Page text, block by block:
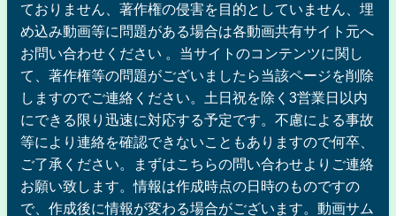
ておりません、著作権の侵害を目的としていません、埋
め込み動画等に問題がある場合は各動画共有サイト元へ
お問い合わせください 。当サイトのコンテンツに関し
て、著作権等の問題がございましたら当該ページを削除
しますのでご連絡ください。土日祝を除く3営業日以内
にできる限り迅速に対応する予定です。不慮による事故
等により連絡を確認できないこともありますので何卒、
ご了承ください。まずはこちらの問い合わせよりご連絡
お願い致します。情報は作成時点の日時のものですの
で、作成後に情報が変わる場合がございます。動画サム